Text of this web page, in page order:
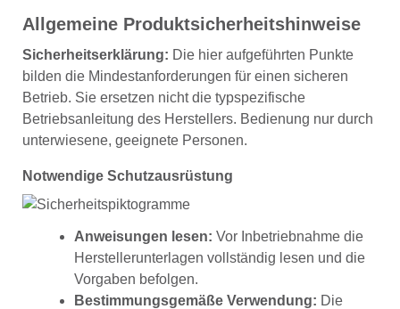
Allgemeine Produktsicherheitshinweise
Sicherheitserklärung: Die hier aufgeführten Punkte
bilden die Mindestanforderungen für einen sicheren
Betrieb. Sie ersetzen nicht die typspezifische
Betriebsanleitung des Herstellers. Bedienung nur durch
unterwiesene, geeignete Personen.
Notwendige Schutzausrüstung
Anweisungen lesen: Vor Inbetriebnahme die
Herstellerunterlagen vollständig lesen und die
Vorgaben befolgen.
Bestimmungsgemäße Verwendung: Die